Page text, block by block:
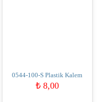
0544-100-S Plastik Kalem
₺8,00